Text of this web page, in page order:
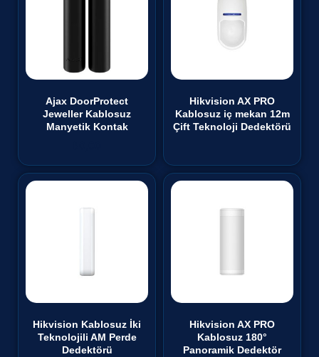
Ajax DoorProtect
Jeweller Kablosuz
Manyetik Kontak
Hikvision AX PRO
Kablosuz iç mekan 12m
Çift Teknoloji Dedektörü
Hikvision Kablosuz İki
Teknolojili AM Perde
Dedektörü
Hikvision AX PRO
Kablosuz 180°
Panoramik Dedektör